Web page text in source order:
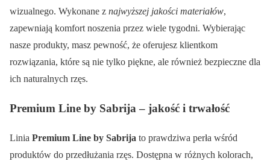
wizualnego. Wykonane z najwyższej jakości materiałów,
zapewniają komfort noszenia przez wiele tygodni. Wybierając
nasze produkty, masz pewność, że oferujesz klientkom
rozwiązania, które są nie tylko piękne, ale również bezpieczne dla
ich naturalnych rzęs.
Premium Line by Sabrija – jakość i trwałość
Linia Premium Line by Sabrija to prawdziwa perła wśród
produktów do przedłużania rzęs. Dostępna w różnych kolorach,